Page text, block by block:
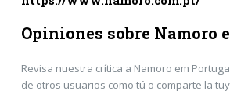
Opiniones sobre Namoro
Revisa nuestra crítica a Namoro em
de otros usuarios como tú o comparte la